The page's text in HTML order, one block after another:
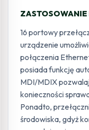
ZASTOSOWANIE
16 portowy
urządzenie
połączenia
posiada funkcję
MDI/MDIX
konieczności
Ponadto,
środowiska, gdyż